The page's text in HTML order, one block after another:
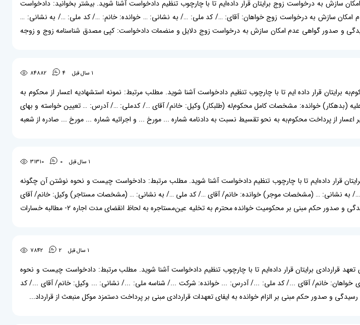
سازش به درخواست زوج خواهان: آقای: …/ کد ملی: …/ به نشانی: … خوانده: خانم: …/ کد ملی: …/ به نشانی: …
و صدور گواهی عدم امکان سازش به درخواست زوج دلایل و منضمات دادخواست: کپی مصدق شناسنامه زوج و زوجه
1 سال قبل 4
84882
برایتان قرار داده ایم تا با چارچوب تنظیم دادخواست آشنا شوید. مطلب مرتبط: نمونه استشهاديه اعسار از محکوم به
(بدهکار) خوانده: مشخصات کامل محکوم‌له (طلبکار) وکیل: خانم/ آقای …/ کدملی: …/ آدرس: … تعیین خواسته و بهای
از پرداخت محکوم‌به به نحو تقسیط نسبت به دادنامه شماره ... مورخ ... و اجرائیه شماره ... مورخ ... صادره از شعبه
1 سال قبل 0
31310
قرار داده‌ایم تا با چارچوب تنظیم دادخواست آشنا شوید. مطلب مرتبط: دادخواست چیست و نحوه نوشتن آن چگونه
به نشانی: … (مشخصات موجر) خوانده: خانم/ آقای …/ کد ملی …/ به نشانی: … (مشخصات مستاجر) وکیل: خانم/ آقای
…/ کد ملی: …/ تلفن: …/ آدرس: … خواسته و بهای آن: 1- تقاضای رسیدگی و صدور حکم مبنی بر محکومیت خوانده محترم به تخلیه عین‌مستاجره به لحاظ انقضای مدت اجاره 2- مطالبه خسارات
1 سال قبل 2
7842
تعهد قراردادی برایتان قرار داده‌ایم تا با چارچوب تنظیم دادخواست آشنا شوید. مطلب مرتبط: دادخواست چیست و نحوه
خواهان: خانم/ آقای .../ کد ملی: .../ آدرس: ... خوانده: شرکت .../ شناسه ملی: .../ نشانی: ... وکیل: خانم/ آقای .../ کد